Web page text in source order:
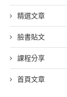
精選文章
臉書貼文
課程分享
首頁文章